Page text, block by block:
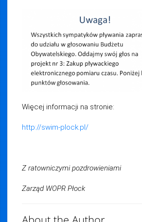
Więcej informacji na stronie:
http://swim-plock.pl/
Z ratowniczymi pozdrowieniami
Zarząd WOPR Płock